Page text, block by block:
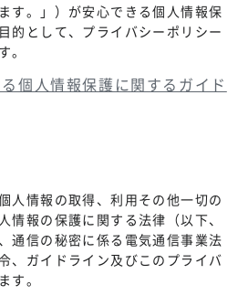
す。」）が安心できる個人情報保
的として、プライバシーポリシー
。
個人情報保護に関するガイド
人情報の取得、利用その他一切の
情報の保護に関する法律（以下、
通信の秘密に係る電気通信事業法
、ガイドライン及びこのプライバ
す。